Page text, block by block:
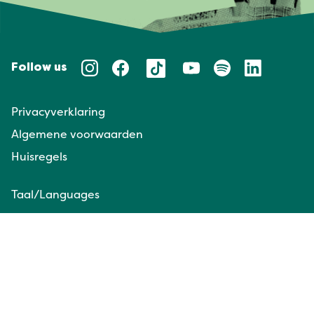
Follow us
Privacyverklaring
Algemene voorwaarden
Huisregels
Taal/Languages